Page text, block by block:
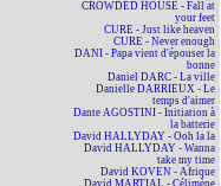
CROWDED HOUSE - Fall at
your feet
CURE - Just like heaven
CURE - Never enough
DANI - Papa vient d'épouser la
bonne
Daniel DARC - La ville
Danielle DARRIEUX - Le
temps d'aimer
Dante AGOSTINI - Initiation à
la batterie
David HALLYDAY - Ooh la la
David HALLYDAY - Wanna
take my time
David KOVEN - Afrique
David MARTIAL - Célimène